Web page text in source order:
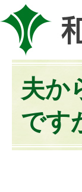
夫か
です